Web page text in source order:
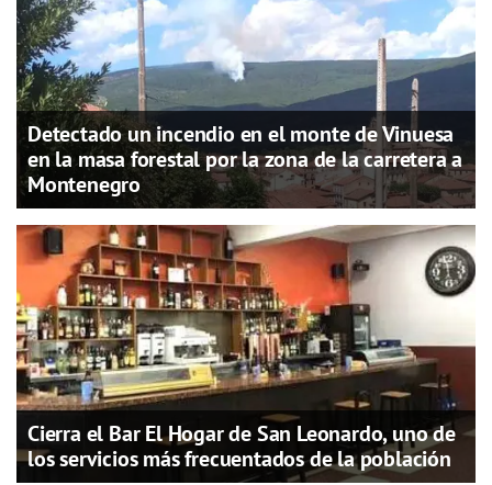
Detectado un incendio en el monte de Vinuesa
en la masa forestal por la zona de la carretera a
Montenegro
Cierra el Bar El Hogar de San Leonardo, uno de
los servicios más frecuentados de la población